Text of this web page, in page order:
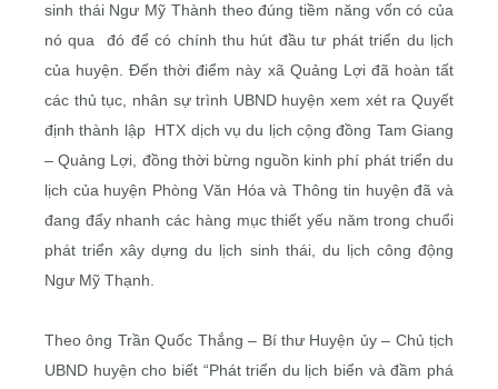
sinh thái Ngư Mỹ Thành theo đúng tiềm năng vốn có của
nó qua đó để có chính thu hút đầu tư phát triển du lịch
của huyện. Đến thời điểm này xã Quảng Lợi đã hoàn tất
các thủ tục, nhân sự trình UBND huyện xem xét ra Quyết
định thành lập HTX dịch vụ du lịch cộng đồng Tam Giang
– Quảng Lợi, đồng thời bừng nguồn kinh phí phát triển du
lịch của huyện Phòng Văn Hóa và Thông tin huyện đã và
đang đẩy nhanh các hàng mục thiết yếu năm trong chuổi
phát triển xây dựng du lịch sinh thái, du lịch công động
Ngư Mỹ Thạnh.
Theo ông Trần Quốc Thắng – Bí thư Huyện ủy – Chủ tịch
UBND huyện cho biết “Phát triển du lịch biển và đầm phá